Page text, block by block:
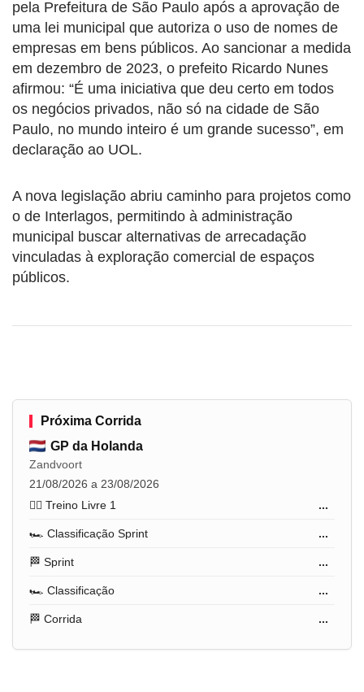
pela Prefeitura de São Paulo após a aprovação de
uma lei municipal que autoriza o uso de nomes de
empresas em bens públicos. Ao sancionar a medida
em dezembro de 2023, o prefeito Ricardo Nunes
afirmou: “É uma iniciativa que deu certo em todos
os negócios privados, não só na cidade de São
Paulo, no mundo inteiro é um grande sucesso”, em
declaração ao UOL.
A nova legislação abriu caminho para projetos como
o de Interlagos, permitindo à administração
municipal buscar alternativas de arrecadação
vinculadas à exploração comercial de espaços
públicos.
Próxima Corrida
GP da Holanda
Zandvoort
21/08/2026 a 23/08/2026
🏋️‍♂️ Treino Livre 1
...
🏎️ Classificação Sprint ...
🏁 Sprint ...
🏎️ Classificação ...
🏁 Corrida ...